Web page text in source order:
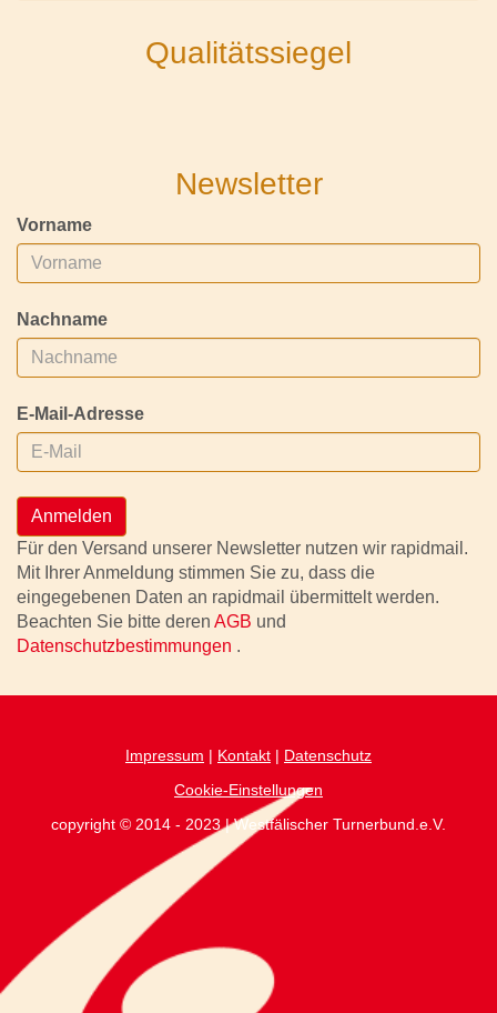
Qualitätssiegel
Newsletter
Vorname
Nachname
E-Mail-Adresse
Anmelden
Für den Versand unserer Newsletter nutzen wir rapidmail.
Mit Ihrer Anmeldung stimmen Sie zu, dass die
eingegebenen Daten an rapidmail übermittelt werden.
Beachten Sie bitte deren AGB und
Datenschutzbestimmungen .
Impressum | Kontakt | Datenschutz
Cookie-Einstellungen
copyright © 2014 - 2023 | Westfälischer Turnerbund.e.V.